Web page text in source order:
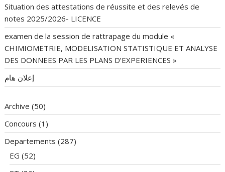
Situation des attestations de réussite et des relevés de
notes 2025/2026- LICENCE
examen de la session de rattrapage du module «
CHIMIOMETRIE, MODELISATION STATISTIQUE ET ANALYSE
DES DONNEES PAR LES PLANS D’EXPERIENCES »
إعلان هام
Archive (50)
Concours (1)
Departements (287)
EG (52)